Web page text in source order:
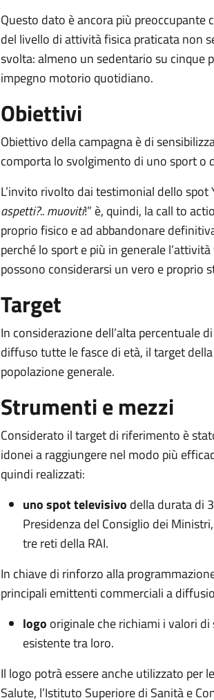
Questo dato è ancora più
del livello di attività fisica praticata non
svolta: almeno un sedentario su cinque
impegno motorio quotidiano.
Obiettivi
Obiettivo della campagna è di
comporta lo svolgimento di uno sport o
L’invito rivolto dai testimonial dello spot
aspetti?.. muoviti!” è, quindi, la call to
proprio fisico e ad abbandonare
perché lo sport e più in generale
possono considerarsi un vero e proprio
Target
In considerazione dell’alta percentuale
diffuso tutte le fasce di età, il target
popolazione generale.
Strumenti e mezzi
Considerato il target di riferimento è
idonei a raggiungere nel modo più
quindi realizzati:
uno spot televisivo della durata di
Presidenza del Consiglio dei
tre reti della RAI.
In chiave di rinforzo alla
principali emittenti commerciali a
logo originale che richiami i valori
esistente tra loro.
Il logo potrà essere anche utilizzato per
Salute, l’Istituto Superiore di Sanità e